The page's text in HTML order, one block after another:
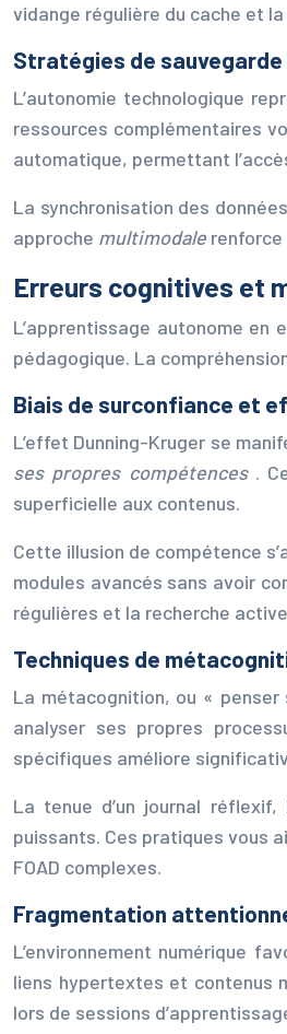
vidange régulière du cache et
Stratégies de
L’autonomie technologique
ressources complémentaires
automatique, permettant
La synchronisation des
approche multimodale
Erreurs cognitives et
L’apprentissage autonome
pédagogique. La
Biais de surconfiance et
L’effet Dunning-Kruger se
ses propres compétences .
superficielle aux contenus.
Cette illusion de compétence
modules avancés sans avoir
régulières et la recherche
Techniques de
La métacognition, ou «
analyser ses propres
spécifiques améliore
La tenue d’un journal
puissants. Ces pratiques vous
FOAD complexes.
Fragmentation
L’environnement numérique
liens hypertextes et contenus
lors de sessions